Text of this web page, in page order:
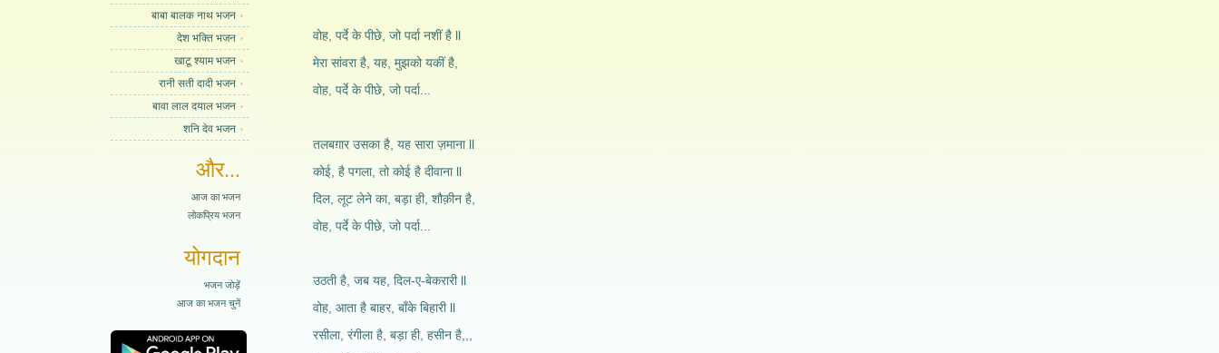
बाबा बालक नाथ भजन
देश भक्ति भजन
खाटू श्याम भजन
रानी सती दादी भजन
बावा लाल दयाल भजन
शनि देव भजन
और...
आज का भजन
लोकप्रिय भजन
योगदान
भजन जोड़ें
आज का भजन चुनें
वोह, पर्दे के पीछे, जो पर्दा नशीं है ll
मेरा सांवरा है, यह, मुझको यकीं है,
वोह, पर्दे के पीछे, जो पर्दा...
तलबग़ार उसका है, यह सारा ज़माना ll
कोई, है पगला, तो कोई है दीवाना ll
दिल, लूट लेने का, बड़ा ही, शौक़ीन है,
वोह, पर्दे के पीछे, जो पर्दा...
उठती है, जब यह, दिल-ए-बेकरारी ll
वोह, आता है बाहर, बाँके बिहारी ll
रसीला, रंगीला है, बड़ा ही, हसीन है,,,